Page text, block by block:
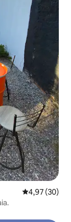
4,97 de uma
4,97 (30)